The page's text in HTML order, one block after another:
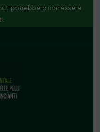
potrebbero non essere